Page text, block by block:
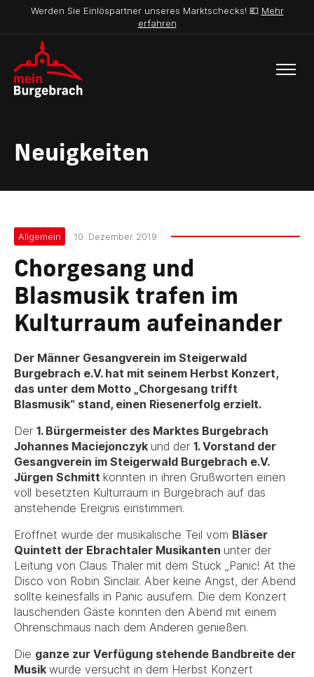
Werden Sie Einlöspartner unseres Marktschecks! 💶 Mehr
erfahren
Neuigkeiten
Allgemein 10. Dezember 2019
Chorgesang und
Blasmusik trafen im
Kulturraum aufeinander
Der Männer Gesangverein im Steigerwald
Burgebrach e.V. hat mit seinem Herbst Konzert,
das unter dem Motto „Chorgesang trifft
Blasmusik“ stand, einen Riesenerfolg erzielt.
Der 1. Bürgermeister des Marktes Burgebrach
Johannes Maciejonczyk und der 1. Vorstand der
Gesangverein im Steigerwald Burgebrach e.V.
Jürgen Schmitt konnten in ihren Grußworten einen
voll besetzten Kulturraum in Burgebrach auf das
anstehende Ereignis einstimmen.
Eröffnet wurde der musikalische Teil vom Bläser
Quintett der Ebrachtaler Musikanten unter der
Leitung von Claus Thaler mit dem Stück „Panic! At the
Disco von Robin Sinclair. Aber keine Angst, der Abend
sollte keinesfalls in Panic ausufern. Die dem Konzert
lauschenden Gäste konnten den Abend mit einem
Ohrenschmaus nach dem Anderen genießen.
Die ganze zur Verfügung stehende Bandbreite der
Musik wurde versucht in dem Herbst Konzert